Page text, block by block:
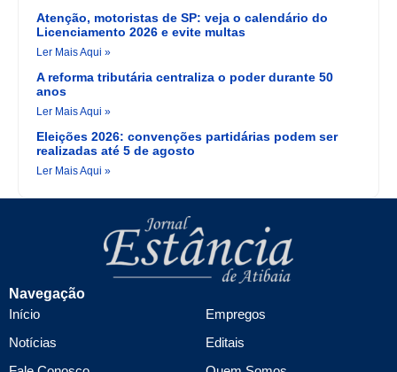
Atenção, motoristas de SP: veja o calendário do
Licenciamento 2026 e evite multas
Ler Mais Aqui »
A reforma tributária centraliza o poder durante 50
anos
Ler Mais Aqui »
Eleições 2026: convenções partidárias podem ser
realizadas até 5 de agosto
Ler Mais Aqui »
Navegação
Início
Notícias
Empregos
Editais